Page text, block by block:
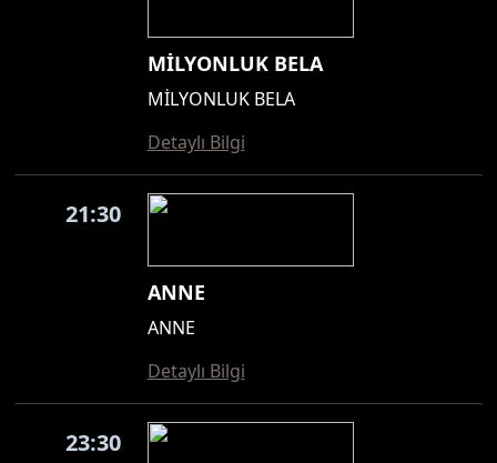
MİLYONLUK BELA
MİLYONLUK BELA
Detaylı Bilgi
21:30
ANNE
ANNE
Detaylı Bilgi
23:30